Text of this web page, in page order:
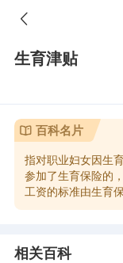

生育津贴
百科名片
指对职业妇女因生
参加了生育保险的
工资的标准由生育
以按照国家规定享
相关百科